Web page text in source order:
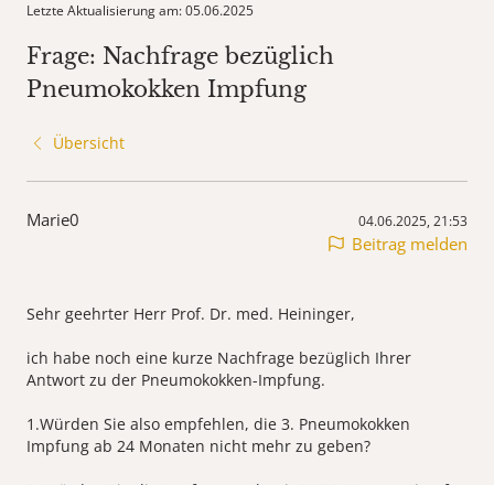
Letzte Aktualisierung am: 05.06.2025
Frage: Nachfrage bezüglich
Pneumokokken Impfung
Übersicht
Marie0 04.06.2025, 21:53
Beitrag melden
Sehr geehrter Herr Prof. Dr. med. Heininger,
ich habe noch eine kurze Nachfrage bezüglich Ihrer
Antwort zu der Pneumokokken-Impfung.
1.Würden Sie also empfehlen, die 3. Pneumokokken
Impfung ab 24 Monaten nicht mehr zu geben?